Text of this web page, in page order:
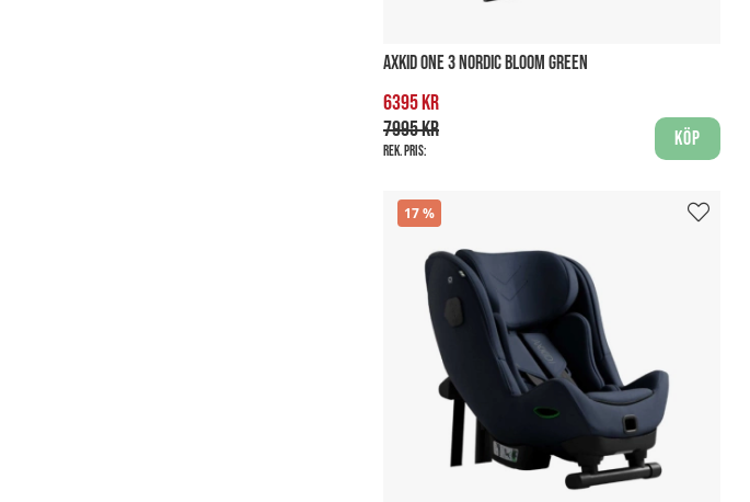
AXKID ONE 3 NORDIC BLOOM GREEN
6395 kr
7995 kr
Rek. pris:
Köp
17